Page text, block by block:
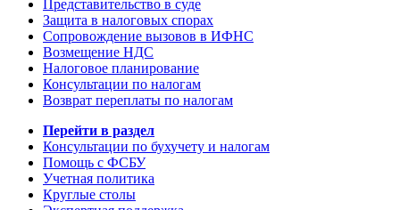
Представительство в суде
Защита в налоговых спорах
Сопровождение вызовов в ИФНС
Возмещение НДС
Налоговое планирование
Консультации по налогам
Возврат переплаты по налогам
Перейти в раздел
Консультации по бухучету и налогам
Помощь с ФСБУ
Учетная политика
Круглые столы